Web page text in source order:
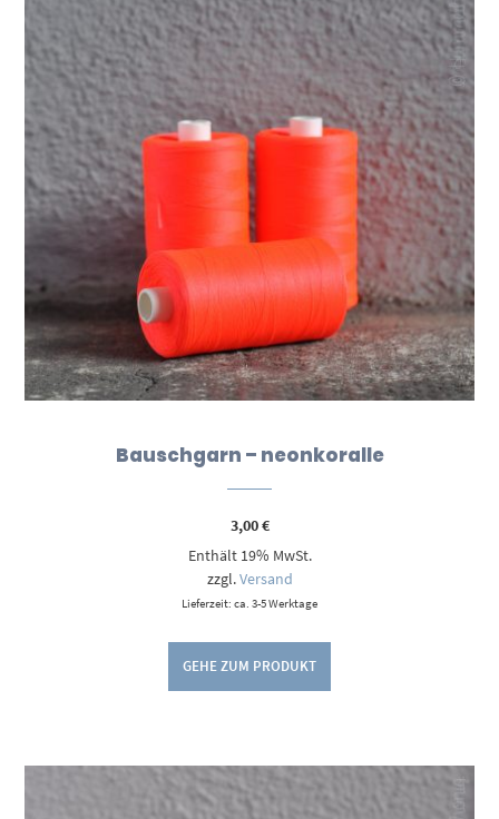
Bauschgarn – neonkoralle
3,00€
Enthält 19% MwSt.
zzgl.Versand
Lieferzeit: ca. 3-5 Werktage
GEHE ZUM PRODUKT